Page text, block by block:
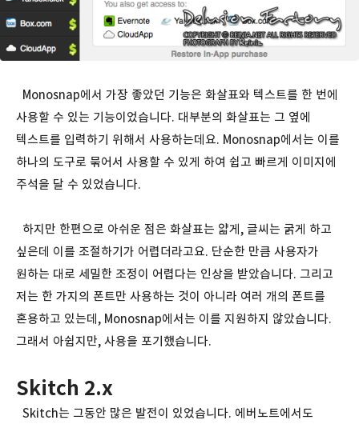
Monosnap에서 가장 좋았던 기능은 화살표와 텍스트를 한 번에
사용할 수 있는 기능이었습니다. 대부분의 화살표는 그 옆에
텍스트를 입력하기 위해서 사용하는데요. Monosnap에서는 이를
하나의 도구로 묶어서 사용할 수 있게 하여 쉽고 빠르게 이미지에
주석을 달 수 있었습니다.
하지만 한편으로 아쉬운 점은 화살표는 얇게, 글씨는 굵게 하고
싶은데 이를 조절하기가 어렵더라고요. 단순한 만큼 사용자가
원하는 대로 세밀한 조정이 어렵다는 인상을 받았습니다. 그리고
저는 한 가지의 폰트만 사용하는 것이 아니라 여러 개의 폰트를
혼용하고 있는데, Monosnap에서는 이를 지원하지 않았습니다.
그래서 아쉽지만, 사용을 포기했습니다.
Skitch 2.x
Skitch는 그동안 많은 발전이 있었습니다. 에버노트에서도